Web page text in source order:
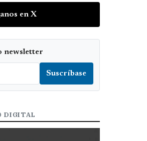
en X
newsletter
DIGITAL